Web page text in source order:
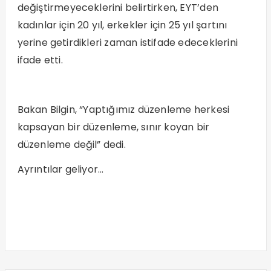
değiştirmeyeceklerini belirtirken, EYT’den
kadınlar için 20 yıl, erkekler için 25 yıl şartını
yerine getirdikleri zaman istifade edeceklerini
ifade etti.
Bakan Bilgin, “Yaptığımız düzenleme herkesi
kapsayan bir düzenleme, sınır koyan bir
düzenleme değil” dedi.
Ayrıntılar geliyor…